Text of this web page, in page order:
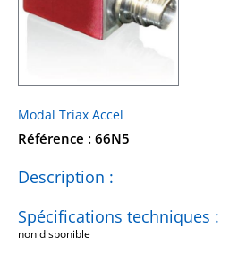
Modal Triax Accel
Référence : 66N5
Spécifications techniques :
non disponible
Description :